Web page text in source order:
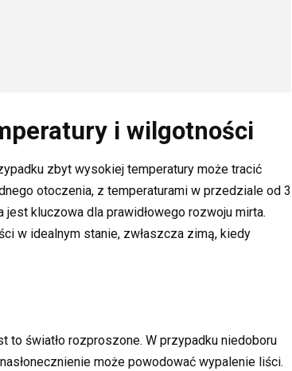
i wilgotności
zbyt wysokiej temperatury może tracić
otoczenia, z temperaturami w przedziale od 3
kluczowa dla prawidłowego rozwoju mirta.
w idealnym stanie, zwłaszcza zimą, kiedy
to światło rozproszone. W przypadku niedoboru
może powodować wypalenie liści.